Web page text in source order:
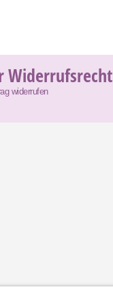
Widerrufsrecht
widerrufen